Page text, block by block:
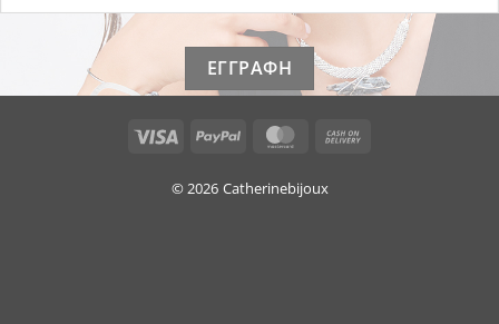
Visa PayPal MasterCard
© 2026 Catherinebijoux